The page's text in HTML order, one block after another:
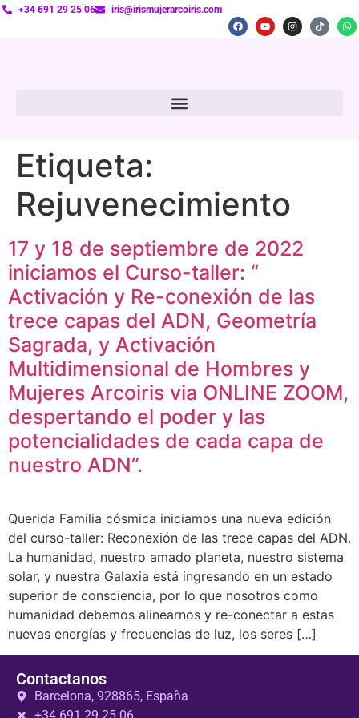
+34 691 29 25 06 iris@irismujerarcoiris.com
Etiqueta:
Rejuvenecimiento
17 y 18 de septiembre de 2022
iniciamos el Curso-taller: “
Activación y Re-conexión de las
trece capas del ADN, Geometría
Sagrada, y Activación
Multidimensional de Hombres y
Mujeres Arcoiris via ONLINE ZOOM,
despertando el poder y las
potencialidades de cada capa de
nuestro ADN”.
Querida Familia cósmica iniciamos una nueva edición
del curso-taller: Reconexión de las trece capas del ADN.
La humanidad, nuestro amado planeta, nuestro sistema
solar, y nuestra Galaxia está ingresando en un estado
superior de consciencia, por lo que nosotros como
humanidad debemos alinearnos y re-conectar a estas
nuevas energías y frecuencias de luz, los seres […]
Contactanos
Barcelona, 928865, España